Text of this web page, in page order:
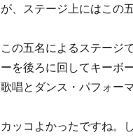
が、ステージ上にはこの
この五名によるステージ
ーを後ろに回してキーボ
歌唱とダンス・パフォーマ
カッコよかったですね。